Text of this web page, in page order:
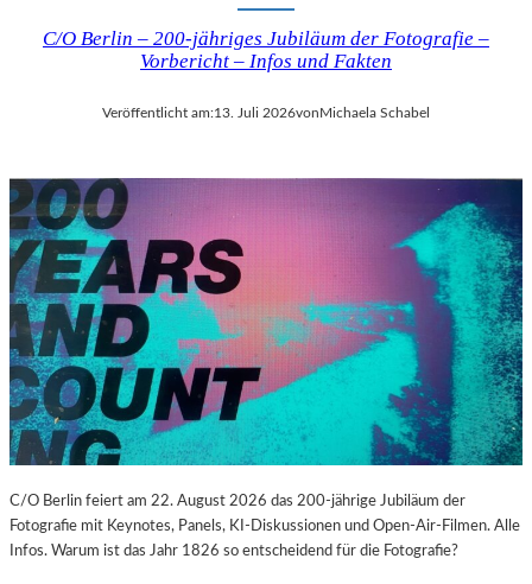
C/O Berlin – 200-jähriges Jubiläum der Fotografie –
Vorbericht – Infos und Fakten
Veröffentlicht am:13. Juli 2026von Michaela Schabel
C/O Berlin feiert am 22. August 2026 das 200-jährige Jubiläum der
Fotografie mit Keynotes, Panels, KI-Diskussionen und Open-Air-Filmen. Alle
Infos. Warum ist das Jahr 1826 so entscheidend für die Fotografie?